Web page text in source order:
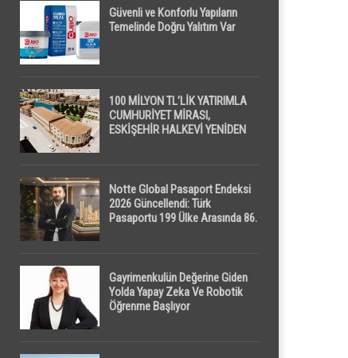
Güvenli ve Konforlu Yapıların
Temelinde Doğru Yalıtım Var
100 MİLYON TL’LİK YATIRIMLA
CUMHURİYET MİRASI,
ESKİŞEHİR HALKEVİ YENİDEN
Notte Global Pasaport Endeksi
2026 Güncellendi: Türk
Pasaportu 199 Ülke Arasında 86.
Gayrimenkulün Değerine Giden
Yolda Yapay Zeka Ve Robotik
Öğrenme Başlıyor